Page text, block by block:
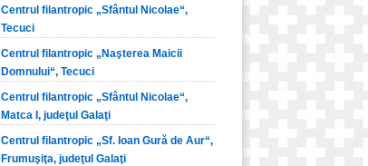
Centrul filantropic „Sfântul Nicolae“,
Tecuci
Centrul filantropic „Naşterea Maicii
Domnului“, Tecuci
Centrul filantropic „Sfântul Nicolae“,
Matca I, judeţul Galaţi
Centrul filantropic „Sf. Ioan Gură de Aur“,
Frumuşiţa, judeţul Galaţi